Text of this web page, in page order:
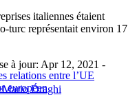
italiennes étaient
turc représentait environ 17
relations entre l’UE
européen
à jour: Apr 12, 2021 -
Mario Draghi